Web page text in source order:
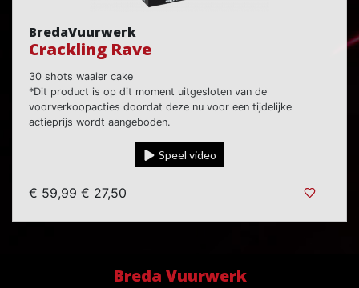
BredaVuurwerk
Crackling Rave
30 shots waaier cake
*Dit product is op dit moment uitgesloten van de
voorverkoopacties doordat deze nu voor een tijdelijke
actieprijs wordt aangeboden.
Speel video
€ 59,99 € 27,50
Breda Vuurwerk